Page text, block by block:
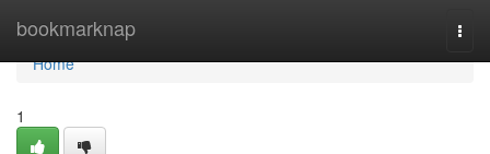
bookmarknap
Home
Home
1